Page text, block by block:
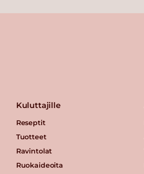
Kuluttajille
Reseptit
Tuotteet
Ravintolat
Ruokaideoita